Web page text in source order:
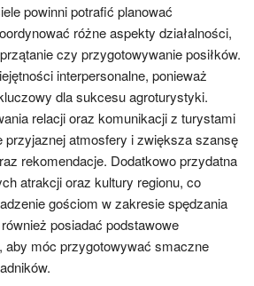
powinni potrafić planować
różne aspekty działalności,
czy przygotowywanie posiłków.
interpersonalne, ponieważ
dla sukcesu agroturystyki.
relacji oraz komunikacji z turystami
przyjaznej atmosfery i zwiększa szansę
rekomendacje. Dodatkowo przydatna
atrakcji oraz kultury regionu, co
gościom w zakresie spędzania
posiadać podstawowe
aby móc przygotowywać smaczne